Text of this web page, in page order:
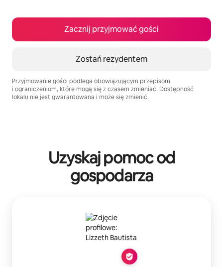
Zacznij przyjmować gości
Zostań rezydentem
Przyjmowanie gości podlega obowiązującym przepisom
i ograniczeniom, które mogą się z czasem zmieniać. Dostępność
lokalu nie jest gwarantowana i może się zmienić.
Uzyskaj pomoc od
gospodarza